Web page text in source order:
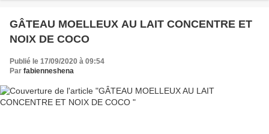
GÂTEAU MOELLEUX AU LAIT CONCENTRE ET
NOIX DE COCO
Publié le 17/09/2020 à 09:54
Par fabienneshena